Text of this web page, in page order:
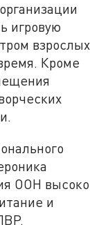
игровую
взрослых
Кроме
ООН высоко
и